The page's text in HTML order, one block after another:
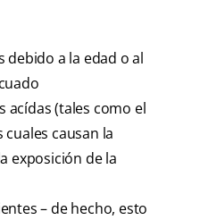
debido a la edad o al
acídas (tales como el
causan la
exposición de la
– de hecho, esto